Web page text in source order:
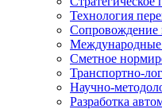
Технология
Сопровождение
Сметное
Транспортно-
Научно-
Разработка